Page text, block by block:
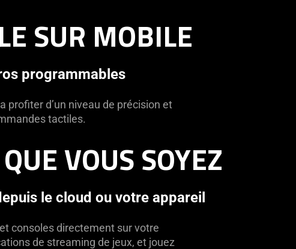
SUR MOBILE
programmables
profiter d’un niveau de précision et
tactiles.
VOUS SOYEZ
le cloud ou votre appareil
consoles directement sur votre
de streaming de jeux, et jouez